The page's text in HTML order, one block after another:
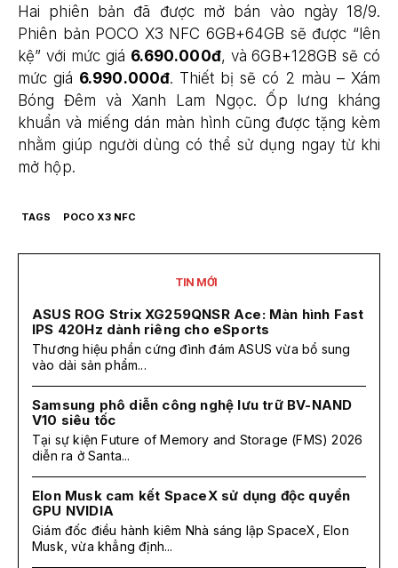
Hai phiên bản đã được mở bán vào ngày 18/9.
Phiên bản POCO X3 NFC 6GB+64GB sẽ được “lên
kệ” với mức giá 6.690.000đ, và 6GB+128GB sẽ có
mức giá 6.990.000đ. Thiết bị sẽ có 2 màu – Xám
Bóng Đêm và Xanh Lam Ngọc. Ốp lưng kháng
khuẩn và miếng dán màn hình cũng được tặng kèm
nhằm giúp người dùng có thể sử dụng ngay từ khi
mở hộp.
TAGS POCO X3 NFC
TIN MỚI
ASUS ROG Strix XG259QNSR Ace: Màn hình Fast
IPS 420Hz dành riêng cho eSports
Thương hiệu phần cứng đình đám ASUS vừa bổ sung
vào dải sản phẩm...
Samsung phô diễn công nghệ lưu trữ BV-NAND
V10 siêu tốc
Tại sự kiện Future of Memory and Storage (FMS) 2026
diễn ra ở Santa...
Elon Musk cam kết SpaceX sử dụng độc quyền
GPU NVIDIA
Giám đốc điều hành kiêm Nhà sáng lập SpaceX, Elon
Musk, vừa khẳng định...